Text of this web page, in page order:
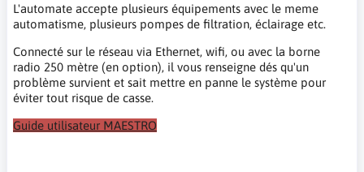
L'automate accepte plusieurs équipements avec le meme
automatisme, plusieurs pompes de filtration, éclairage etc.
Connecté sur le réseau via Ethernet, wifi, ou avec la borne
radio 250 mètre (en option), il vous renseigne dés qu'un
problème survient et sait mettre en panne le système pour
éviter tout risque de casse.
Guide utilisateur MAESTRO